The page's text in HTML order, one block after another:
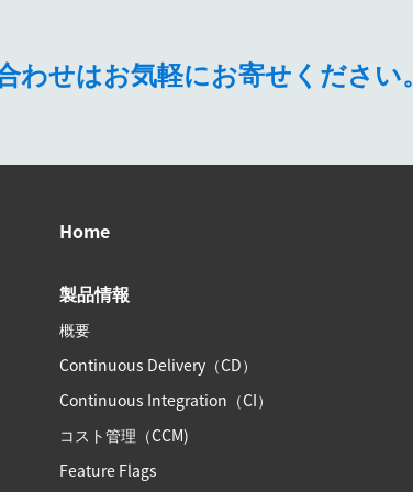
せはお気軽にお寄せください。
Home
製品情報
概要
Continuous Delivery（CD）
Continuous Integration（CI）
コスト管理（CCM)
Feature Flags